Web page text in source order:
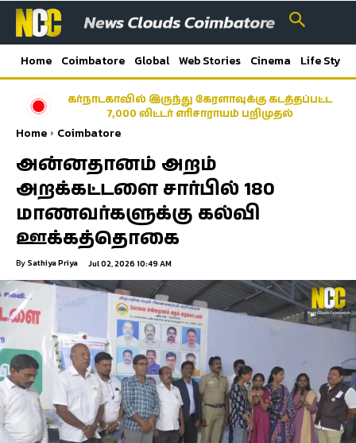
Home Coimbatore Global Web Stories Cinema Life Style
கர்நாடகாவில் இருந்து கேரளாவுக்கு கடத்தப்பட்ட
7,000 லிட்டர் எரிசாராயம் பறிமுதல்
Home Coimbatore
அன்னதானம் அறம்
அறக்கட்டளை சார்பில் 180
மாணவர்களுக்கு கல்வி
ஊக்கத்தொகை
By Sathiya Priya Jul 02, 2026 10:49 AM